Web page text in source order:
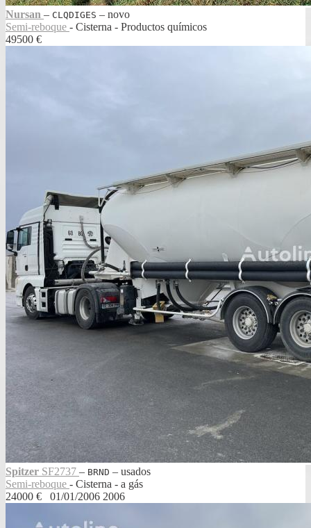
Nursan ‒ CLQDIGES ‒ novo
Semi-reboque - Cisterna - Productos químicos
49500 €
Spitzer SF2737 ‒ BRND ‒ usados
Semi-reboque - Cisterna - a gás
24000 €
01/01/2006 2006